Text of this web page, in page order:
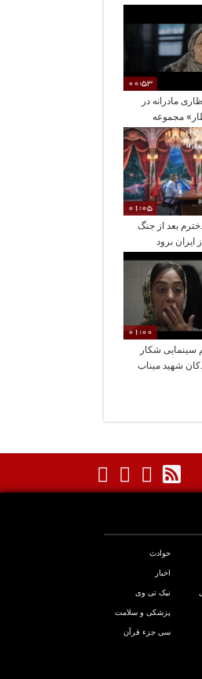
00:53
مادرانه در
مجموعه
01:05
بعد از جنگ
ایران برود
01:00
سینمایی شکار
شهید میناب
حوادث
اخبار
نیک تی وی
پزشکی و سلامت
سی جزء قرآن